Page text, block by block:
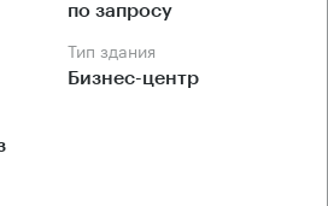
по запросу
Тип здания
Бизнес-центр